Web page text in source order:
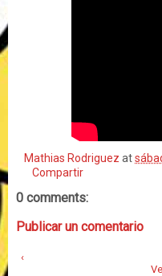
Mathias Rodriguez at
Compartir
0 comments:
Publicar un comentario
‹